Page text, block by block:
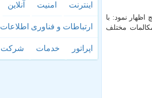
نمود: با
مختلف
اینترنت امنیت آنلاین
ارتباطات و فناوری اطلاعات
اپراتور خدمات شركت